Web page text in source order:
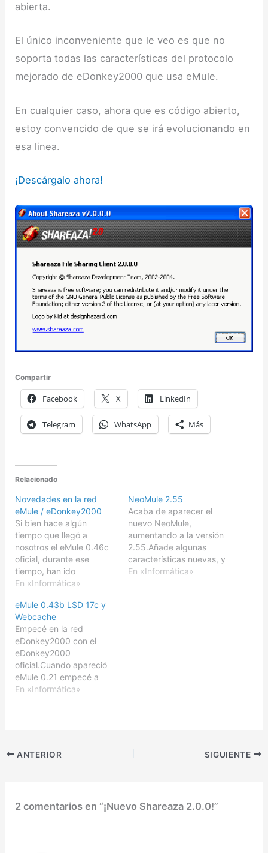
abierta.
El único inconveniente que le veo es que no
soporta todas las características del protocolo
mejorado de eDonkey2000 que usa eMule.
En cualquier caso, ahora que es código abierto,
estoy convencido de que se irá evolucionando en
esa linea.
¡Descárgalo ahora!
Compartir
Facebook X LinkedIn
Telegram WhatsApp Más
Relacionado
Novedades en la red
eMule / eDonkey2000
Si bien hace algún
tiempo que llegó a
nosotros el eMule 0.46c
oficial, durante ese
tiempo, han ido
ocurriendo bastantes
mundillo de esta red de
intercambio de igual a
igual.Empezamos con las
malas noticias:Parece ser
que por presiones
legales, eDonkey2000
desaparecerá del mapa.
Así el único cliente…
En «Informática»
NeoMule 2.55
Acaba de aparecer el
nuevo NeoMule,
aumentando a la versión
2.55.Añade algunas
características nuevas, y
corrige algunos errores
En «Informática»
eMule 0.43b LSD 17c y
Webcache
Empecé en la red
eDonkey2000 con el
eDonkey2000
oficial.Cuando apareció
eMule 0.21 empecé a
utilizarlo.Luego con la
descargaba a mejor
oficial y…
En «Informática»
ANTERIOR SIGUIENTE
2 comentarios en “¡Nuevo Shareaza 2.0.0!”